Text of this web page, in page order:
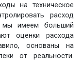
на техническое
расход
мы имеем больший
оценки расхода
основаны на
от реальности.